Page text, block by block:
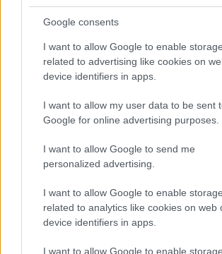
Google consents
I want to allow Google to enable storage
related to advertising like cookies on
device identifiers in apps.
I want to allow my user data to be sent
Google for online advertising purposes.
I want to allow Google to send me
personalized advertising.
I want to allow Google to enable storage
related to analytics like cookies on web
device identifiers in apps.
I want to allow Google to enable storage
συσχετισμοί της επόμενης Βουλής
τελικές αλλαγές
27/07/2026 - 11:14μμ